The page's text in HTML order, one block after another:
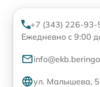
+7 (343) 226-93-
Ежедневно с 9:00
ул. Малышева,